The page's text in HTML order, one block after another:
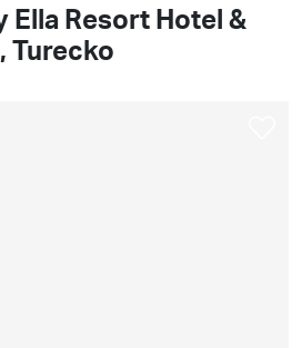
Ella Resort Hotel &
Turecko